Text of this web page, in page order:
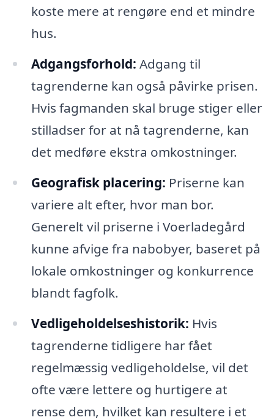
koste mere at rengøre end et mindre
hus.
Adgangsforhold: Adgang til
tagrenderne kan også påvirke prisen.
Hvis fagmanden skal bruge stiger eller
stilladser for at nå tagrenderne, kan
det medføre ekstra omkostninger.
Geografisk placering: Priserne kan
variere alt efter, hvor man bor.
Generelt vil priserne i Voerladegård
kunne afvige fra nabobyer, baseret på
lokale omkostninger og konkurrence
blandt fagfolk.
Vedligeholdelseshistorik: Hvis
tagrenderne tidligere har fået
regelmæssig vedligeholdelse, vil det
ofte være lettere og hurtigere at
rense dem, hvilket kan resultere i et